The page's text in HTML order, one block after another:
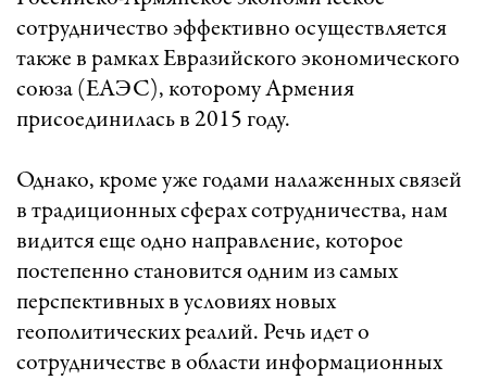
сотрудничество эффективно осуществляется
также в рамках Евразийского экономического
союза (ЕАЭС), которому Армения
присоединилась в 2015 году.
Однако, кроме уже годами налаженных связей
в традиционных сферах сотрудничества, нам
видится еще одно направление, которое
постепенно становится одним из самых
перспективных в условиях новых
геополитических реалий. Речь идет о
сотрудничестве в области информационных